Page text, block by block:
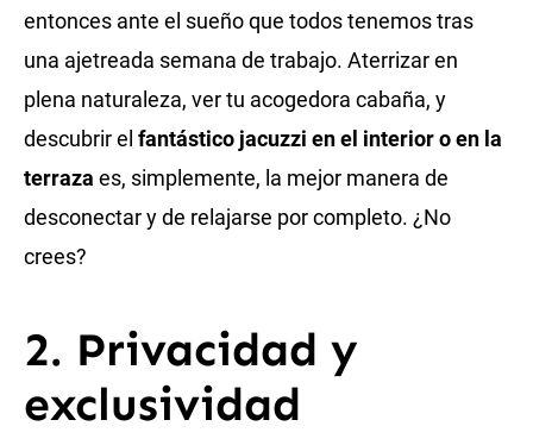
entonces ante el sueño que todos tenemos tras
una ajetreada semana de trabajo. Aterrizar en
plena naturaleza, ver tu acogedora cabaña, y
descubrir el fantástico jacuzzi en el interior o en la
terraza es, simplemente, la mejor manera de
desconectar y de relajarse por completo. ¿No
crees?
2. Privacidad y
exclusividad